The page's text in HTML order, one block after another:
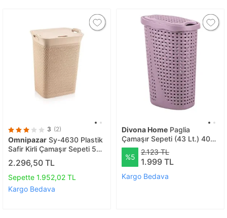
3 (2)
Omnipazar Sy-4630 Plastik
Safir Kirli Çamaşır Sepeti 55
Lt Bej
2.296,50 TL
Sepette 1.952,02 TL
Kargo Bedava
Divona Home Paglia
Çamaşır Sepeti (43 Lt.) 40
(g) ,31,5 (d), 60 (y) Cm
%5
2.123 TL
1.999 TL
Kargo Bedava